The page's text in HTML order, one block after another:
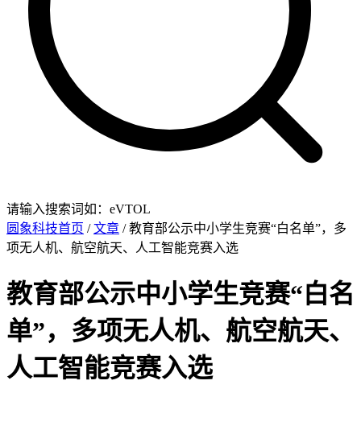
请输入搜索词如：eVTOL
圆象科技首页 /文章 / 教育部公示中小学生竞赛“白名单”，多
项无人机、航空航天、人工智能竞赛入选
教育部公示中小学生竞赛“白名
单”，多项无人机、航空航天、
人工智能竞赛入选